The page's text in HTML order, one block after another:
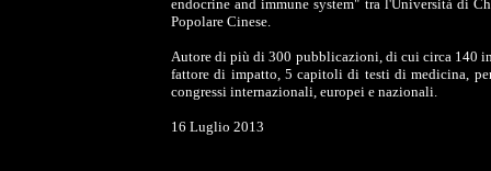
endocrine and immune system" tra l'Università di
Popolare Cinese.
Autore di più di 300 pubblicazioni, di cui circa 140
fattore di impatto, 5 capitoli di testi di medicina,
congressi internazionali, europei e nazionali.
16 Luglio 2013